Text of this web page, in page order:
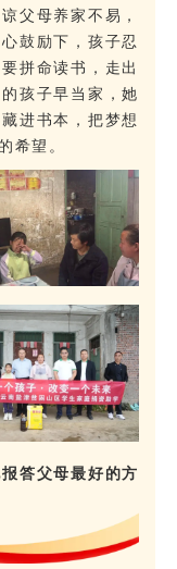
父母养家不易，
鼓励下，孩子忍
拼命读书，走出
孩子早当家，她
进书本，把梦想
希望。
答父母最好的方